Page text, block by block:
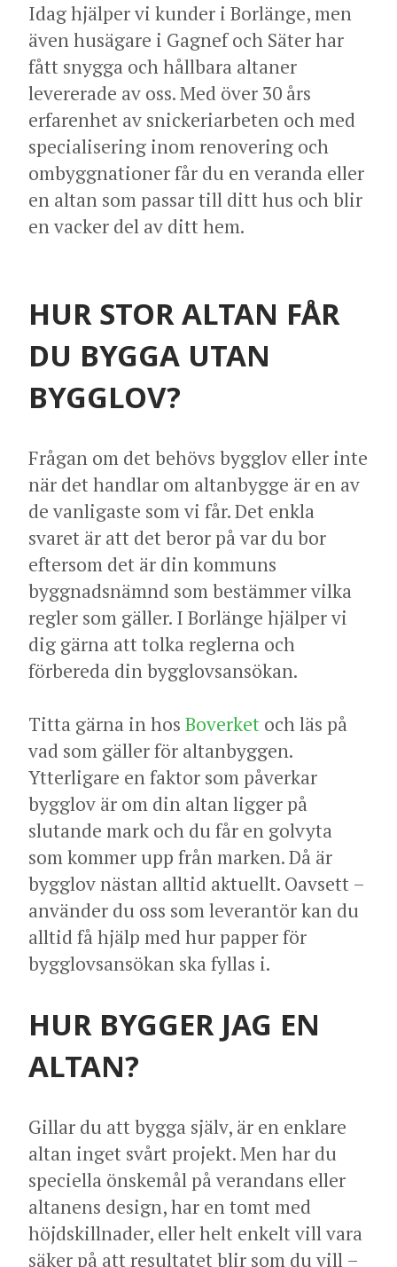
Idag hjälper vi kunder i Borlänge, men
även husägare i Gagnef och Säter har
fått snygga och hållbara altaner
levererade av oss. Med över 30 års
erfarenhet av snickeriarbeten och med
specialisering inom renovering och
ombyggnationer får du en veranda eller
en altan som passar till ditt hus och blir
en vacker del av ditt hem.
HUR STOR ALTAN FÅR
DU BYGGA UTAN
BYGGLOV?
Frågan om det behövs bygglov eller inte
när det handlar om altanbygge är en av
de vanligaste som vi får. Det enkla
svaret är att det beror på var du bor
eftersom det är din kommuns
byggnadsnämnd som bestämmer vilka
regler som gäller. I Borlänge hjälper vi
dig gärna att tolka reglerna och
förbereda din bygglovsansökan.
Titta gärna in hos Boverket och läs på
vad som gäller för altanbyggen.
Ytterligare en faktor som påverkar
bygglov är om din altan ligger på
slutande mark och du får en golvyta
som kommer upp från marken. Då är
bygglov nästan alltid aktuellt. Oavsett –
använder du oss som leverantör kan du
alltid få hjälp med hur papper för
bygglovsansökan ska fyllas i.
HUR BYGGER JAG EN
ALTAN?
Gillar du att bygga själv, är en enklare
altan inget svårt projekt. Men har du
speciella önskemål på verandans eller
altanens design, har en tomt med
höjdskillnader, eller helt enkelt vill vara
säker på att resultatet blir som du vill –